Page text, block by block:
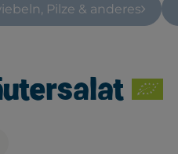
Pilze & anderes